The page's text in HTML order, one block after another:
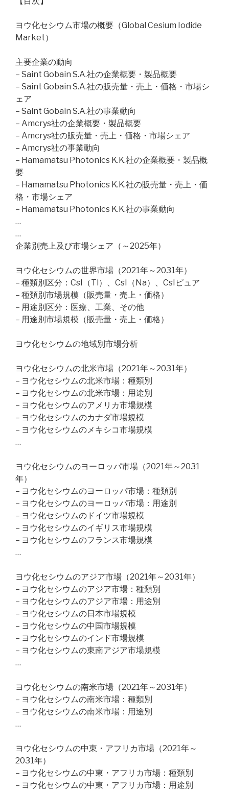
ヨウ化セシウム市場の概要（Global Cesium Iodide
Market）
主要企業の動向
– Saint Gobain S.A.社の企業概要・製品概要
– Saint Gobain S.A.社の販売量・売上・価格・市場シ
ェア
– Saint Gobain S.A.社の事業動向
– Amcrys社の企業概要・製品概要
– Amcrys社の販売量・売上・価格・市場シェア
– Amcrys社の事業動向
– Hamamatsu Photonics K.K.社の企業概要・製品概
要
– Hamamatsu Photonics K.K.社の販売量・売上・価
格・市場シェア
– Hamamatsu Photonics K.K.社の事業動向
…
…
企業別売上及び市場シェア（～2025年）
ヨウ化セシウムの世界市場（2021年～2031年）
– 種類別区分：CsI（Tl）、CsI（Na）、CsIピュア
– 種類別市場規模（販売量・売上・価格）
– 用途別区分：医療、工業、その他
– 用途別市場規模（販売量・売上・価格）
ヨウ化セシウムの地域別市場分析
ヨウ化セシウムの北米市場（2021年～2031年）
– ヨウ化セシウムの北米市場：種類別
– ヨウ化セシウムの北米市場：用途別
– ヨウ化セシウムのアメリカ市場規模
– ヨウ化セシウムのカナダ市場規模
– ヨウ化セシウムのメキシコ市場規模
…
ヨウ化セシウムのヨーロッパ市場（2021年～2031
年）
– ヨウ化セシウムのヨーロッパ市場：種類別
– ヨウ化セシウムのヨーロッパ市場：用途別
– ヨウ化セシウムのドイツ市場規模
– ヨウ化セシウムのイギリス市場規模
– ヨウ化セシウムのフランス市場規模
…
ヨウ化セシウムのアジア市場（2021年～2031年）
– ヨウ化セシウムのアジア市場：種類別
– ヨウ化セシウムのアジア市場：用途別
– ヨウ化セシウムの日本市場規模
– ヨウ化セシウムの中国市場規模
– ヨウ化セシウムのインド市場規模
– ヨウ化セシウムの東南アジア市場規模
…
ヨウ化セシウムの南米市場（2021年～2031年）
– ヨウ化セシウムの南米市場：種類別
– ヨウ化セシウムの南米市場：用途別
…
ヨウ化セシウムの中東・アフリカ市場（2021年～
2031年）
– ヨウ化セシウムの中東・アフリカ市場：種類別
– ヨウ化セシウムの中東・アフリカ市場：用途別